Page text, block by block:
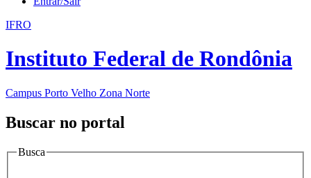
IFRO
Instituto Federal de Rondônia
Campus Porto Velho Zona Norte
Buscar no portal
Busca